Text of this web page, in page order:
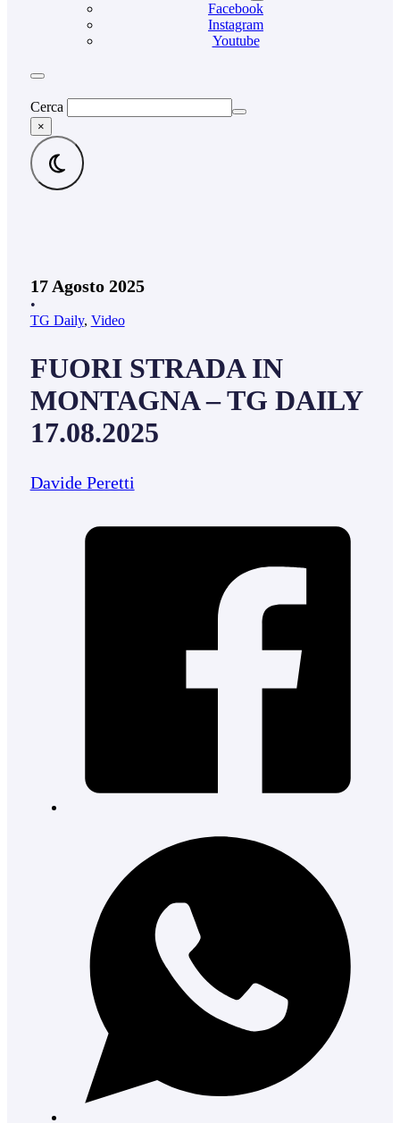
Facebook
Instagram
Youtube
Cerca
×
17 Agosto 2025
•
TG Daily, Video
FUORI STRADA IN
MONTAGNA – TG DAILY
17.08.2025
Davide Peretti